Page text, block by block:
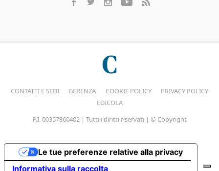
CONTATTI E SEDI GERENZA COOKIE POLICY
PRIVACY POLICY
EDICOLA
P.I. 00357860402 | Tutti i diritti riservati | © Copyright
Informativa sulla raccolta
Le tue preferenze relative alla privacy